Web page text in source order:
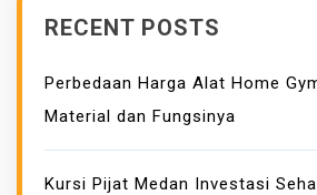
RECENT POSTS
Perbedaan Harga Alat Home
Material dan Fungsinya
Kursi Pijat Medan Investasi